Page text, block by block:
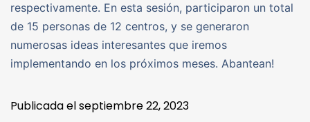
respectivamente. En esta sesión, participaron un total
de 15 personas de 12 centros, y se generaron
numerosas ideas interesantes que iremos
implementando en los próximos meses. Abantean!
Publicada elseptiembre 22, 2023